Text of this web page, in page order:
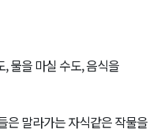
물을 마실 수도, 음식을
은 말라가는 자식같은 작물을